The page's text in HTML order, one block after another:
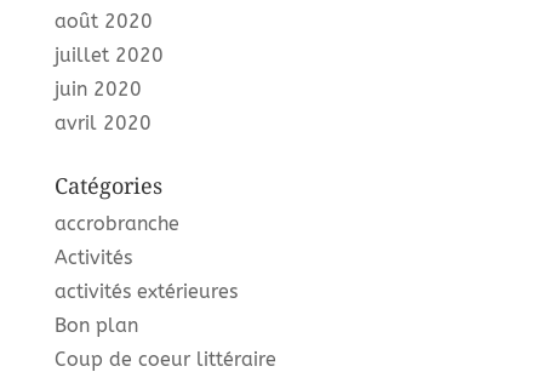
août 2020
juillet 2020
juin 2020
avril 2020
Catégories
accrobranche
Activités
activités extérieures
Bon plan
Coup de coeur littéraire